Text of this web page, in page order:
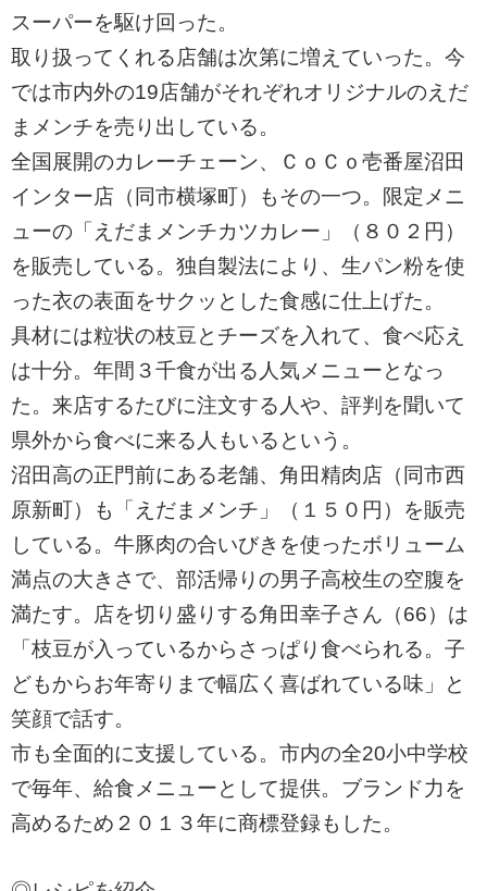
スーパーを駆け回った。
取り扱ってくれる店舗は次第に増えていった。今
では市内外の19店舗がそれぞれオリジナルのえだ
まメンチを売り出している。
全国展開のカレーチェーン、ＣｏＣｏ壱番屋沼田
インター店（同市横塚町）もその一つ。限定メニ
ューの「えだまメンチカツカレー」（８０２円）
を販売している。独自製法により、生パン粉を使
った衣の表面をサクッとした食感に仕上げた。
具材には粒状の枝豆とチーズを入れて、食べ応え
は十分。年間３千食が出る人気メニューとなっ
た。来店するたびに注文する人や、評判を聞いて
県外から食べに来る人もいるという。
沼田高の正門前にある老舗、角田精肉店（同市西
原新町）も「えだまメンチ」（１５０円）を販売
している。牛豚肉の合いびきを使ったボリューム
満点の大きさで、部活帰りの男子高校生の空腹を
満たす。店を切り盛りする角田幸子さん（66）は
「枝豆が入っているからさっぱり食べられる。子
どもからお年寄りまで幅広く喜ばれている味」と
笑顔で話す。
市も全面的に支援している。市内の全20小中学校
で毎年、給食メニューとして提供。ブランド力を
高めるため２０１３年に商標登録もした。